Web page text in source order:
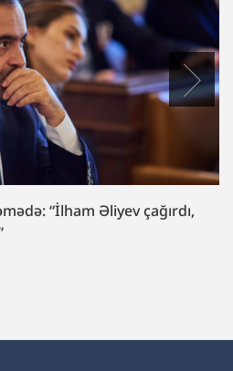
məhkəmə başladı.